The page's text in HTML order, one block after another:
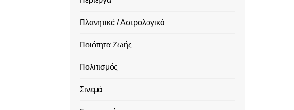
Πλανητικά / Αστρολογικά
Ποιότητα Ζωής
Πολιτισμός
Σινεμά